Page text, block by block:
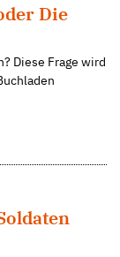
Die
Diese Frage wird